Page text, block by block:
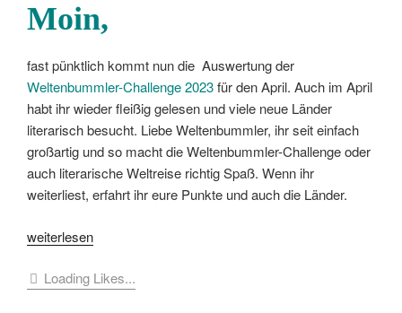
Moin,
fast pünktlich kommt nun die Auswertung der
Weltenbummler-Challenge 2023für den April. Auch im April
habt ihr wieder fleißig gelesen und viele neue Länder
literarisch besucht. Liebe Weltenbummler, ihr seit einfach
großartig und so macht die Weltenbummler-Challenge oder
auch literarische Weltreise richtig Spaß. Wenn ihr
weiterliest, erfahrt ihr eure Punkte und auch die Länder.
„[Challenge]
Weltenbummler-
weiterlesen
Loading Likes...